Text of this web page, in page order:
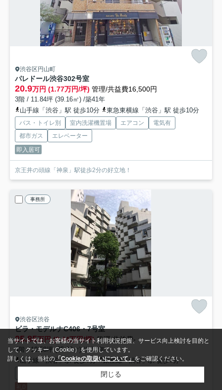
渋谷区円山町
パレドール渋谷302号室
20.9万円 (1.77万円/坪) 管理/共益費16,500円
3階 / 11.84坪 (39.16㎡) /築41年
山手線「渋谷」駅 徒歩10分
東急東横線「渋谷」駅 徒歩10分
バス・トイレ別 室内洗濯機置場 エアコン
電気有
都市ガス
エレベーター
即入居可
京王井の頭線「神泉」駅徒歩2分の好立地！
事務所
渋谷区渋谷
ビラ・モデルナC406・7号室
25.85万円 (2.44万円/坪)管理/共益費-
4階 / 10.58坪 (35.00㎡) /築52年
山手線「渋谷」駅 徒歩7分
銀座線「渋谷」駅 徒歩7分
トイレ共同
当サイトでは、お客様の当サイト利用状況把握、サービス向上検討を目的と
して、クッキー（Cookie）を使用しています。
詳しくは、当社の「Cookieの取扱いについて」をご確認ください。
閉じる